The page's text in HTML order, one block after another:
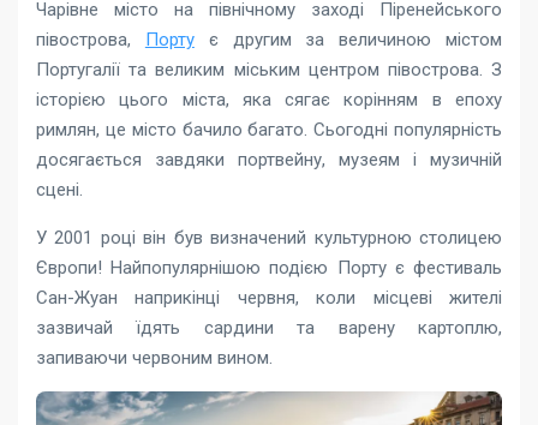
Чарівне місто на північному заході Піренейського
півострова, Портує другим за величиною містом
Португалії та великим міським центром півострова. З
історією цього міста, яка сягає корінням в епоху
римлян, це місто бачило багато. Сьогодні популярність
досягається завдяки портвейну, музеям і музичній
сцені.
У 2001 році він був визначений культурною столицею
Європи! Найпопулярнішою подією Порту є фестиваль
Сан-Жуан наприкінці червня, коли місцеві жителі
зазвичай їдять сардини та варену картоплю,
запиваючи червоним вином.